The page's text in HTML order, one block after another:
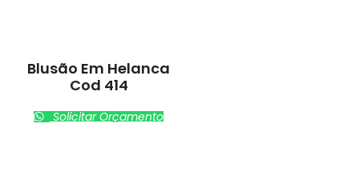
Blusão Em Helanca
Cod 414
Solicitar Orçamento